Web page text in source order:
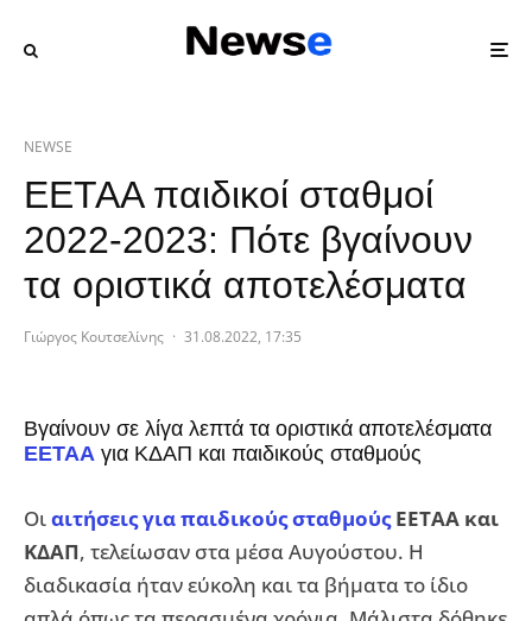
NEWSE
ΕΕΤΑΑ παιδικοί σταθμοί
2022-2023: Πότε βγαίνουν
τα οριστικά αποτελέσματα
Γιώργος Κουτσελίνης · 31.08.2022, 17:35
Βγαίνουν σε λίγα λεπτά τα οριστικά αποτελέσματα
ΕΕΤΑΑ για ΚΔΑΠ και παιδικούς σταθμούς
Οιαιτήσεις για παιδικούς σταθμούςΕΕΤΑΑ και
ΚΔΑΠ, τελείωσαν στα μέσα Αυγούστου. Η
διαδικασία ήταν εύκολη και τα βήματα το ίδιο